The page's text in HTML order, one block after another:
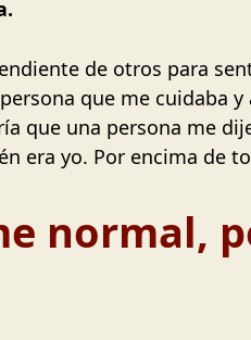
de otros para
que me cuidaba
que una persona me
era yo. Por encima de
normal,